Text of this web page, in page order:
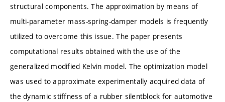
structural components. The approximation by means of
multi-parameter mass-spring-damper models is frequently
utilized to overcome this issue. The paper presents
computational results obtained with the use of the
generalized modified Kelvin model. The optimization model
was used to approximate experimentally acquired data of
the dynamic stiffness of a rubber silentblock for automotive